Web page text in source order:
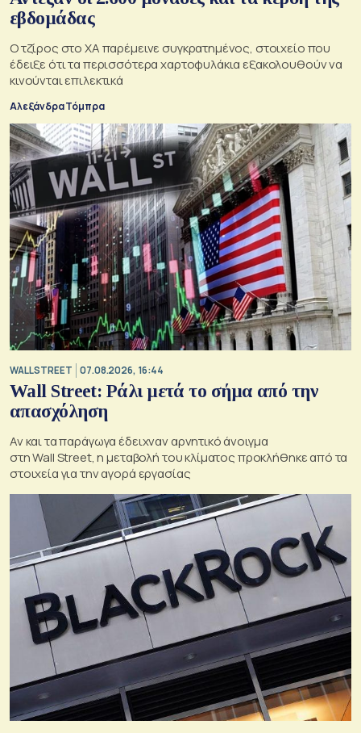
εβδομάδας
Ο τζίρος στο ΧΑ παρέμεινε συγκρατημένος, στοιχείο που
έδειξε ότι τα περισσότερα χαρτοφυλάκια εξακολουθούν να
κινούνται επιλεκτικά
Αλεξάνδρα Τόμπρα
WALL STREET 07.08.2026, 16:44
Wall Street: Ράλι μετά το σήμα από την
απασχόληση
Αν και τα παράγωγα έδειχναν αρνητικό άνοιγμα
στη Wall Street, η μεταβολή του κλίματος προκλήθηκε από τα
στοιχεία για την αγορά εργασίας